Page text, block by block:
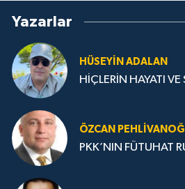
Yazarlar
HÜSEYIN ADALAN
HİÇLERİN HAYATI
ÖZCAN
PKK’NIN FÜTUHAT